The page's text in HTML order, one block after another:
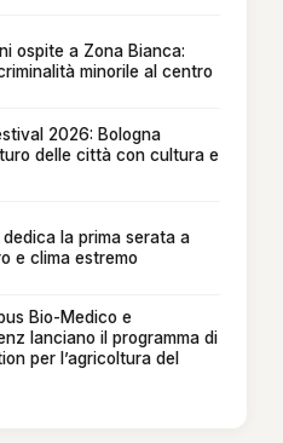
ospite a Zona Bianca:
minorile al centro
2026: Bologna
delle città con cultura e
la prima serata a
e clima estremo
Bio-Medico e
lanciano il programma di
per l’agricoltura del